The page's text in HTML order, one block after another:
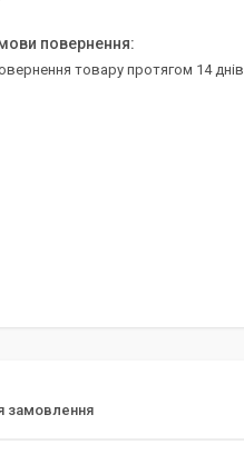
товару протягом 14 днів
замовлення